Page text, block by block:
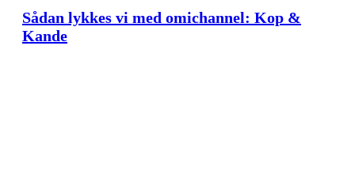
Sådan lykkes vi med omichannel: Kop &
Kande